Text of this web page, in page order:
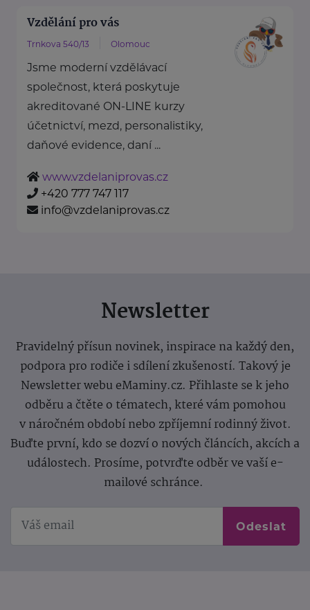
Vzdělání pro vás
Trnkova 540/13 Olomouc
Jsme moderní vzdělávací
společnost, která poskytuje
akreditované ON-LINE kurzy
účetnictví, mezd, personalistiky,
daňové evidence, daní ...
www.vzdelaniprovas.cz
+420 777 747 117
info@vzdelaniprovas.cz
Newsletter
Pravidelný přísun novinek, inspirace na každý den,
podpora pro rodiče i sdílení zkušeností. Takový je
Newsletter webu eMaminy.cz. Přihlaste se k jeho
odběru a čtěte o tématech, které vám pomohou
v náročném období nebo zpříjemní rodinný život.
Buďte první, kdo se dozví o nových článcích, akcích a
událostech. Prosíme, potvrďte odběr ve vaší e-
mailové schránce.
Odeslat